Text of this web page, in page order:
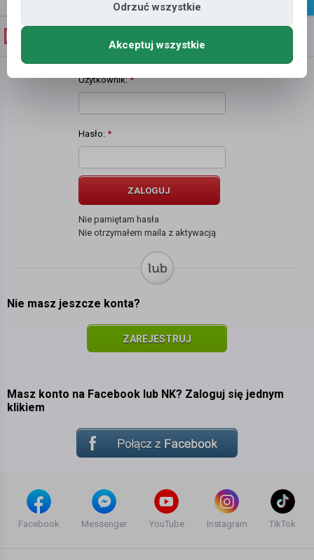
Użytkownik:*
Hasło: *
ZALOGUJ
Nie pamiętam hasła
Nie otrzymałem maila z aktywacją
Nie masz jeszcze konta?
ZAREJESTRUJ
Masz konto na Facebook lub NK? Zaloguj się jednym
klikiem
Facebook Messenger YouTube Instagram TikTok
Odrzuć wszystkie
Akceptuj wszystkie